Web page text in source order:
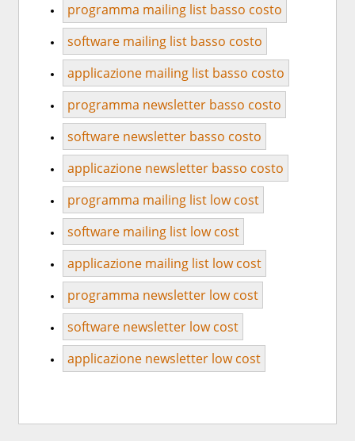
programma mailing list basso costo
software mailing list basso costo
applicazione mailing list basso costo
programma newsletter basso costo
software newsletter basso costo
applicazione newsletter basso costo
programma mailing list low cost
software mailing list low cost
applicazione mailing list low cost
programma newsletter low cost
software newsletter low cost
applicazione newsletter low cost